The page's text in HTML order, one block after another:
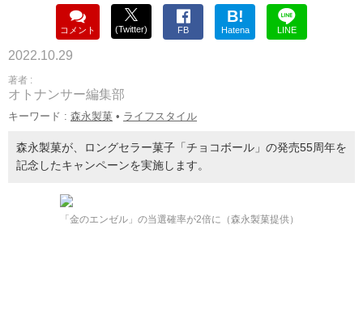
コメント (Twitter) FB
B!
Hatena LINE
2022.10.29
著者 :
オトナンサー編集部
キーワード : 森永製菓 • ライフスタイル
森永製菓が、ロングセラー菓子「チョコボール」の発売55周年を
記念したキャンペーンを実施します。
「金のエンゼル」の当選確率が2倍に（森永製菓提供）